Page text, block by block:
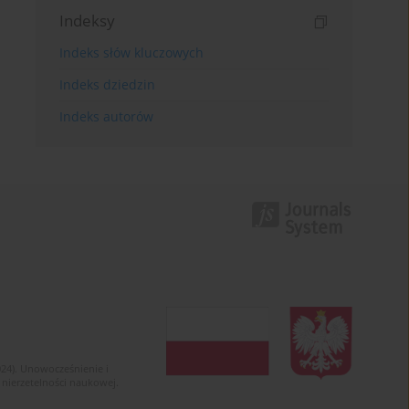
Indeksy
Indeks słów kluczowych
Indeks dziedzin
Indeks autorów